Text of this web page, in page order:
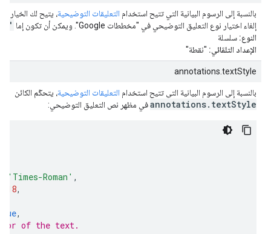
بالنسبة إلى الرسوم البيانية التي تتيح استخدام التعليقات التوضيحية، يتيح لك الخيار
إلغاء اختيار نوع التعليق التوضيحي في "مخططات Google". ويمكن أن تكون إما
النوع: سلسلة
الإعداد التلقائي: "نقطة"
annotations.textStyle
بالنسبة إلى الرسوم البيانية التي تتيح استخدام التعليقات التوضيحية، يتحكّم الكائن
annotations.textStyleفي مظهر نص التعليق التوضيحي:
'Times-Roman' ,
18,
,
of the text.